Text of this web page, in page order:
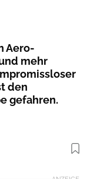
Aero-
mehr
den
gefahren.
Foto: Specialized